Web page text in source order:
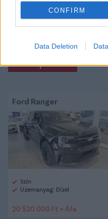
CONFIRM
Data Deletion
CÍMKÉK: #KÜLFÖLDI FOCI
#OLYMPIQUE MARSEILLE
Autópiac
Ford Ranger
Szín:
Üzemanyag: Dízel
20 520 000 Ft + Áfa